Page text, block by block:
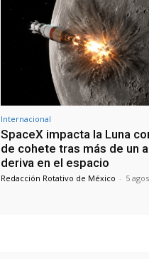
Internacional
SpaceX impacta la Luna
de cohete tras más de un
deriva en el espacio
Redacción Rotativo de México - 5